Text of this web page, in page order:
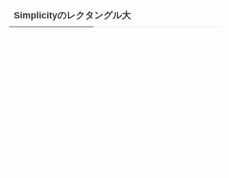
Simplicityのレクタングル大